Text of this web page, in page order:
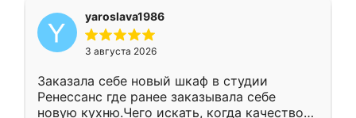
yaroslava1986
3 августа 2026
Заказала себе новый шкаф в студии
Ренессанс где ранее заказывала себе
новую кухню.Чего искать, когда качеством